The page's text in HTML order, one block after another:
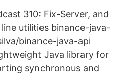
310: Fix-Server, and
utilities binance-java-
binance-java-api
Java library for
synchronous and